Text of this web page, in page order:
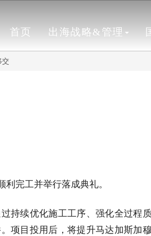
首页 出海战略&管理
交
完工并举行落成典礼。
持续优化施工工序、强化全过程
项目投用后，将提升马达加斯加